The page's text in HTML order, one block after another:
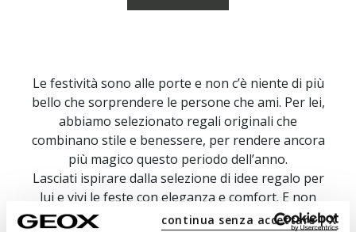
continua senza accettare | X
Le festività sono alle porte e non c’è niente di più
bello che sorprendere le persone che ami. Per lei,
abbiamo selezionato regali originali che
combinano stile e benessere, per rendere ancora
più magico questo periodo dell’anno.
Lasciati ispirare dalla selezione di idee regalo per
lui e vivi le feste con eleganza e comfort. E non
dimentichiamoci dei più piccoli! Con le nostre